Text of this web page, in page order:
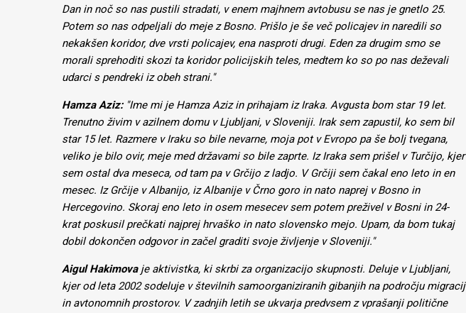
Dan in noč so nas pustili stradati, v enem majhnem avtobusu se nas je gnetlo 25.
Potem so nas odpeljali do meje z Bosno. Prišlo je še več policajev in naredili so
nekakšen koridor, dve vrsti policajev, ena nasproti drugi. Eden za drugim smo se
morali sprehoditi skozi ta koridor policijskih teles, medtem ko so po nas deževali
udarci s pendreki iz obeh strani."
Hamza Aziz: "Ime mi je Hamza Aziz in prihajam iz Iraka. Avgusta bom star 19 let.
Trenutno živim v azilnem domu v Ljubljani, v Sloveniji. Irak sem zapustil, ko sem bil
star 15 let. Razmere v Iraku so bile nevarne, moja pot v Evropo pa še bolj tvegana,
veliko je bilo ovir, meje med državami so bile zaprte. Iz Iraka sem prišel v Turčijo, kjer
sem ostal dva meseca, od tam pa v Grčijo z ladjo. V Grčiji sem čakal eno leto in en
mesec. Iz Grčije v Albanijo, iz Albanije v Črno goro in nato naprej v Bosno in
Hercegovino. Skoraj eno leto in osem mesecev sem potem preživel v Bosni in 24-
krat poskusil prečkati najprej hrvaško in nato slovensko mejo. Upam, da bom tukaj
dobil dokončen odgovor in začel graditi svoje življenje v Sloveniji."
Aigul Hakimovaje aktivistka, ki skrbi za organizacijo skupnosti. Deluje v Ljubljani,
kjer od leta 2002 sodeluje v številnih samoorganiziranih gibanjih na področju migracij
in avtonomnih prostorov. V zadnjih letih se ukvarja predvsem z vprašanji politične